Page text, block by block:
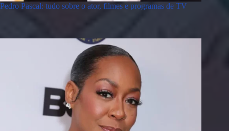
Pedro Pascal: tudo sobre o ator, filmes e programas de TV